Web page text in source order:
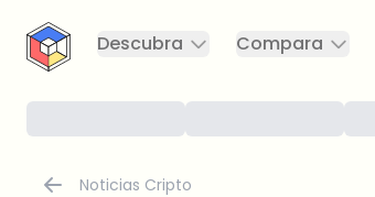
CryptoTicker
Descubra
Compara
Noticias Cripto